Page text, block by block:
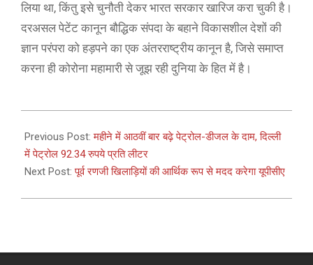
लिया था, किंतु इसे चुनौती देकर भारत सरकार खारिज करा चुकी है।
दरअसल पेटेंट कानून बौद्धिक संपदा के बहाने विकासशील देशों की
ज्ञान परंपरा को हड़पने का एक अंतरराष्ट्रीय कानून है, जिसे समाप्त
करना ही कोरोना महामारी से जूझ रही दुनिया के हित में है।
05-
14
Previous Post:महीने में आठवीं बार बढ़े पेट्रोल-डीजल के दाम, दिल्ली
में पेट्रोल 92.34 रुपये प्रति लीटर
Next Post:पूर्व रणजी खिलाड़ियों की आर्थिक रूप से मदद करेगा यूपीसीए